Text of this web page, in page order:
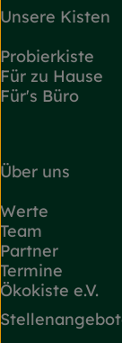
Unsere Kisten
Probierkiste
Für zu Hause
Für's Büro
Über uns
Werte
Team
Partner
Termine
Ökokiste e.V.